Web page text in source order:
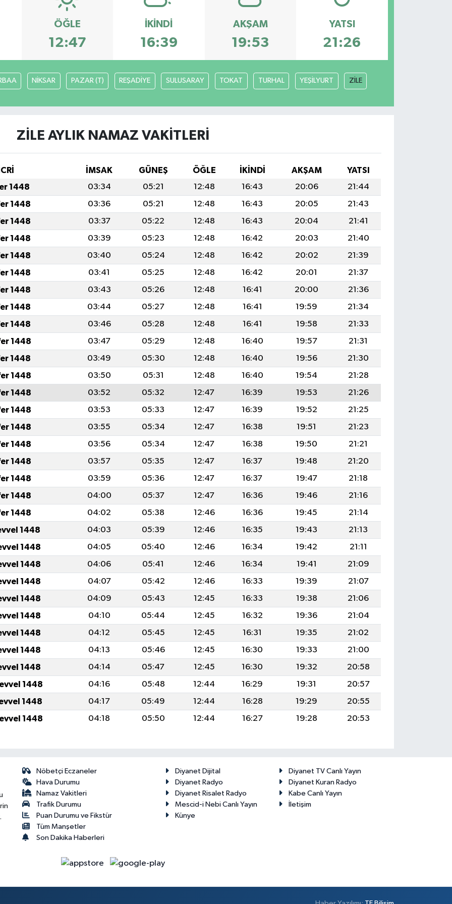
ÖĞLE
12:47
İKINDI
16:39
AKŞAM
19:53
YATSI
21:26
NİKSAR PAZAR (T) REŞADİYE SULUSARAY TOKAT TURHAL YEŞİLYURT ZİLE
ZİLE AYLIK NAMAZ VAKITLERI
İMSAK GÜNEŞ ÖĞLE İKINDI AKŞAM
YATSI
1448 03:34 05:21 12:48 16:43 20:06
21:44
1448 03:36 05:21 12:48 16:43 20:05
21:43
1448 03:37 05:22 12:48 16:43 20:04
21:41
1448 03:39 05:23 12:48 16:42 20:03
21:40
1448 03:40 05:24 12:48 16:42 20:02
21:39
1448 03:41 05:25 12:48 16:42 20:01
21:37
1448 03:43 05:26 12:48 16:41 20:00
21:36
1448 03:44 05:27 12:48 16:41 19:59
21:34
1448 03:46 05:28 12:48 16:41 19:58
21:33
1448 03:47 05:29 12:48 16:40 19:57
21:31
1448 03:49 05:30 12:48 16:40 19:56
21:30
1448 03:50 05:31 12:48 16:40 19:54
21:28
1448 03:52 05:32 12:47 16:39 19:53
21:26
1448 03:53 05:33 12:47 16:39 19:52
21:25
1448 03:55 05:34 12:47 16:38 19:51
21:23
1448 03:56 05:34 12:47 16:38 19:50
21:21
1448 03:57 05:35 12:47 16:37 19:48
21:20
1448 03:59 05:36 12:47 16:37 19:47
21:18
1448 04:00 05:37 12:47 16:36 19:46
21:16
1448 04:02 05:38 12:46 16:36 19:45
21:14
1448 04:03 05:39 12:46 16:35 19:43
21:13
1448 04:05 05:40 12:46 16:34 19:42
21:11
1448 04:06 05:41 12:46 16:34 19:41
21:09
1448 04:07 05:42 12:46 16:33 19:39
21:07
1448 04:09 05:43 12:45 16:33 19:38
21:06
1448 04:10 05:44 12:45 16:32 19:36
21:04
1448 04:12 05:45 12:45 16:31 19:35
21:02
1448 04:13 05:46 12:45 16:30 19:33
21:00
1448 04:14 05:47 12:45 16:30 19:32
20:58
1448 04:16 05:48 12:44 16:29 19:31
20:57
1448 04:17 05:49 12:44 16:28 19:29
20:55
1448 04:18 05:50 12:44 16:27 19:28 20:53
Nöbetçi Eczaneler
Hava Durumu
Namaz Vakitleri
Trafik Durumu
Puan Durumu ve Fikstür
Tüm Manşetler
Son Dakika Haberleri
Diyanet Dijital
Diyanet TV Canlı Yayın
Diyanet Radyo
Diyanet Kuran Radyo
Diyanet Risalet Radyo
Kabe Canlı Yayın
Mescid-i Nebi Canlı Yayın
İletişim
Künye